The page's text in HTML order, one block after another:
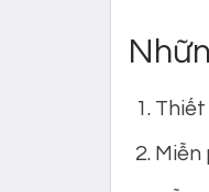
Thiết
Miễn